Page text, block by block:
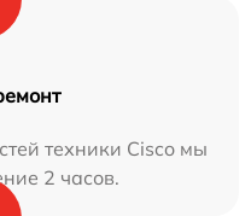
техники Cisco мы
2 часов.